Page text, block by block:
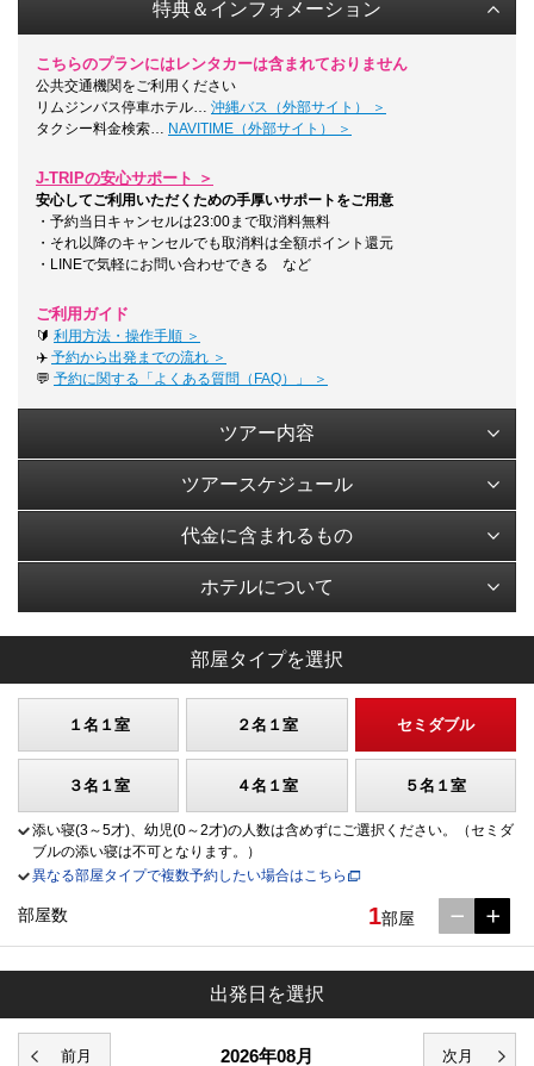
特典＆インフォメーション
こちらのプランにはレンタカーは含まれておりません
公共交通機関をご利用ください
リムジンバス停車ホテル… 沖縄バス（外部サイト） ＞
タクシー料金検索… NAVITIME（外部サイト） ＞
J-TRIPの安心サポート ＞
安心してご利用いただくための手厚いサポートをご用意
・予約当日キャンセルは23:00まで取消料無料
・それ以降のキャンセルでも取消料は全額ポイント還元
・LINEで気軽にお問い合わせできる など
ご利用ガイド
🔰 利用方法・操作手順 ＞
✈️ 予約から出発までの流れ ＞
💬 予約に関する「よくある質問（FAQ）」 ＞
ツアー内容
ツアースケジュール
代金に含まれるもの
ホテルについて
部屋タイプを選択
１名１室 ２名１室 セミダブル
３名１室 ４名１室 ５名１室
添い寝(3～5才)、幼児(0～2才)の人数は含めずにご選択ください。（セミダ
ブルの添い寝は不可となります。）
異なる部屋タイプで複数予約したい場合はこちら
部屋数 1部屋
出発日を選択
2026年08月